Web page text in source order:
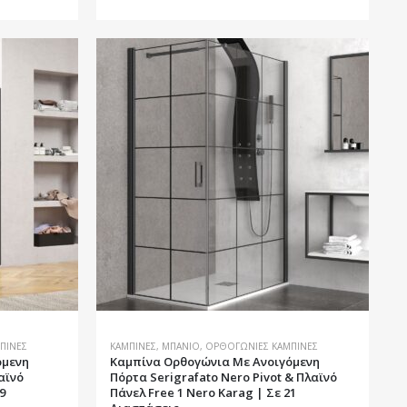
έχει
πολλαπλές
μπορούν
του
ΚΑΜΠΊΝΕΣ, ΜΠΆΝΙΟ, ΟΡΘΟΓΏΝΙΕΣ ΚΑΜΠΊΝΕΣ
Καμπίνα Ορθογώνια Με Ανοιγόμενη
Πόρτα Serigrafato Nero Pivot & Πλαϊνό
Πάνελ Free 1 Nero Karag | Σε 21